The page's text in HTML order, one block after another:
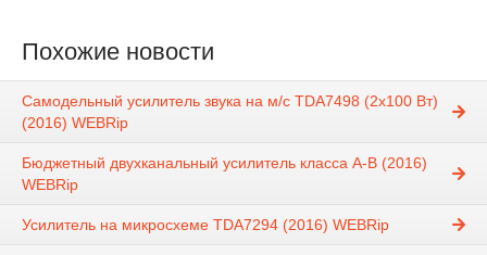
Похожие новости
Самодельный усилитель звука на м/с TDA7498 (2х100 Вт)
(2016) WEBRip
Бюджетный двухканальный усилитель класса А-В (2016)
WEBRip
Усилитель на микросхеме TDA7294 (2016) WEBRip